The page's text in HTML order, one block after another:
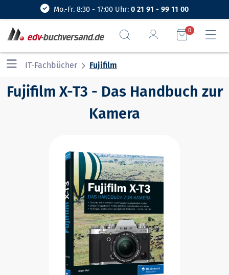
Mo.-Fr. 8:30 - 17:00 Uhr: 0 21 91 - 99 11 00
0
IT-Fachbücher Fujifilm
Fujifilm X-T3 - Das Handbuch zur
Kamera